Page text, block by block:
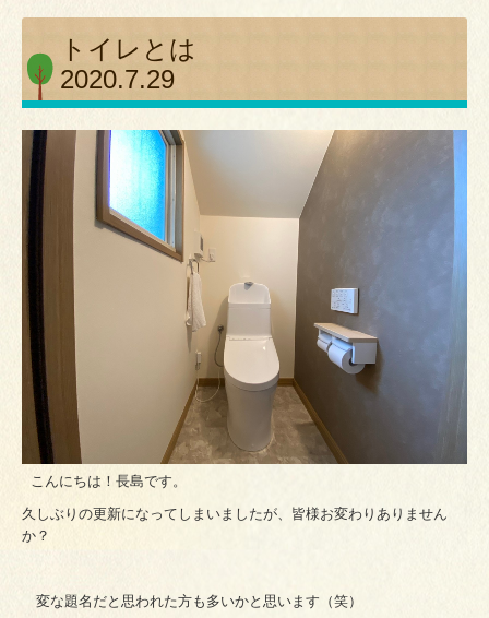
トイレとは
2020.7.29
こんにちは！長島です。
久しぶりの更新になってしまいましたが、皆様お変わりありません
か？
変な題名だと思われた方も多いかと思います（笑）